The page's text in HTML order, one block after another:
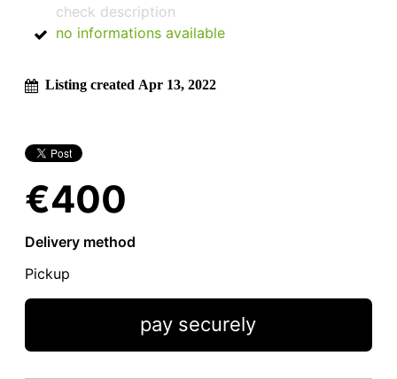
check description
no informations available
Listing created Apr 13, 2022
€400
Delivery method
Pickup
pay securely